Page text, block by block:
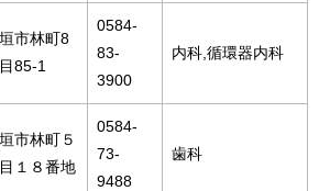
市林町8
85-1
0584-
83-
3900
内科,循環器内科
市林町５
１８番地
0584-
73-
9488
歯科